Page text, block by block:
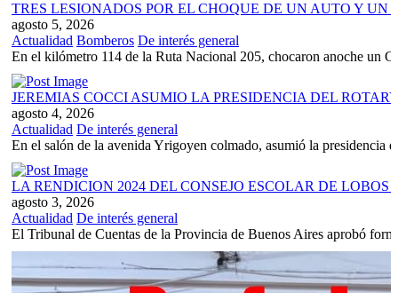
TRES LESIONADOS POR EL CHOQUE DE UN AUTO Y UN
agosto 5, 2026
Actualidad Bomberos De interés general
En el kilómetro 114 de la Ruta Nacional 205, chocaron anoche un
JEREMIAS COCCI ASUMIO LA PRESIDENCIA DEL
agosto 4, 2026
Actualidad De interés general
En el salón de la avenida Yrigoyen colmado, asumió la presidencia
LA RENDICION 2024 DEL CONSEJO ESCOLAR DE
agosto 3, 2026
Actualidad De interés general
El Tribunal de Cuentas de la Provincia de Buenos Aires aprobó